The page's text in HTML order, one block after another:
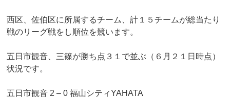
西区、佐伯区に所属するチーム、計１５チームが総当たり
戦のリーグ戦をし順位を競います。
五日市観音、三篠が勝ち点３１で並ぶ（６月２１日時点）
状況です。
五日市観音 2 – 0 福山シティYAHATA